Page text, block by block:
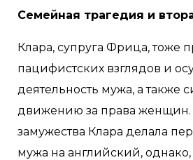
Семейная трагедия и
Клара, супруга Фрица, тоже
пацифистских взглядов и
деятельность мужа, а также
движению за права женщин.
замужества Клара делала
мужа на английский, однако,